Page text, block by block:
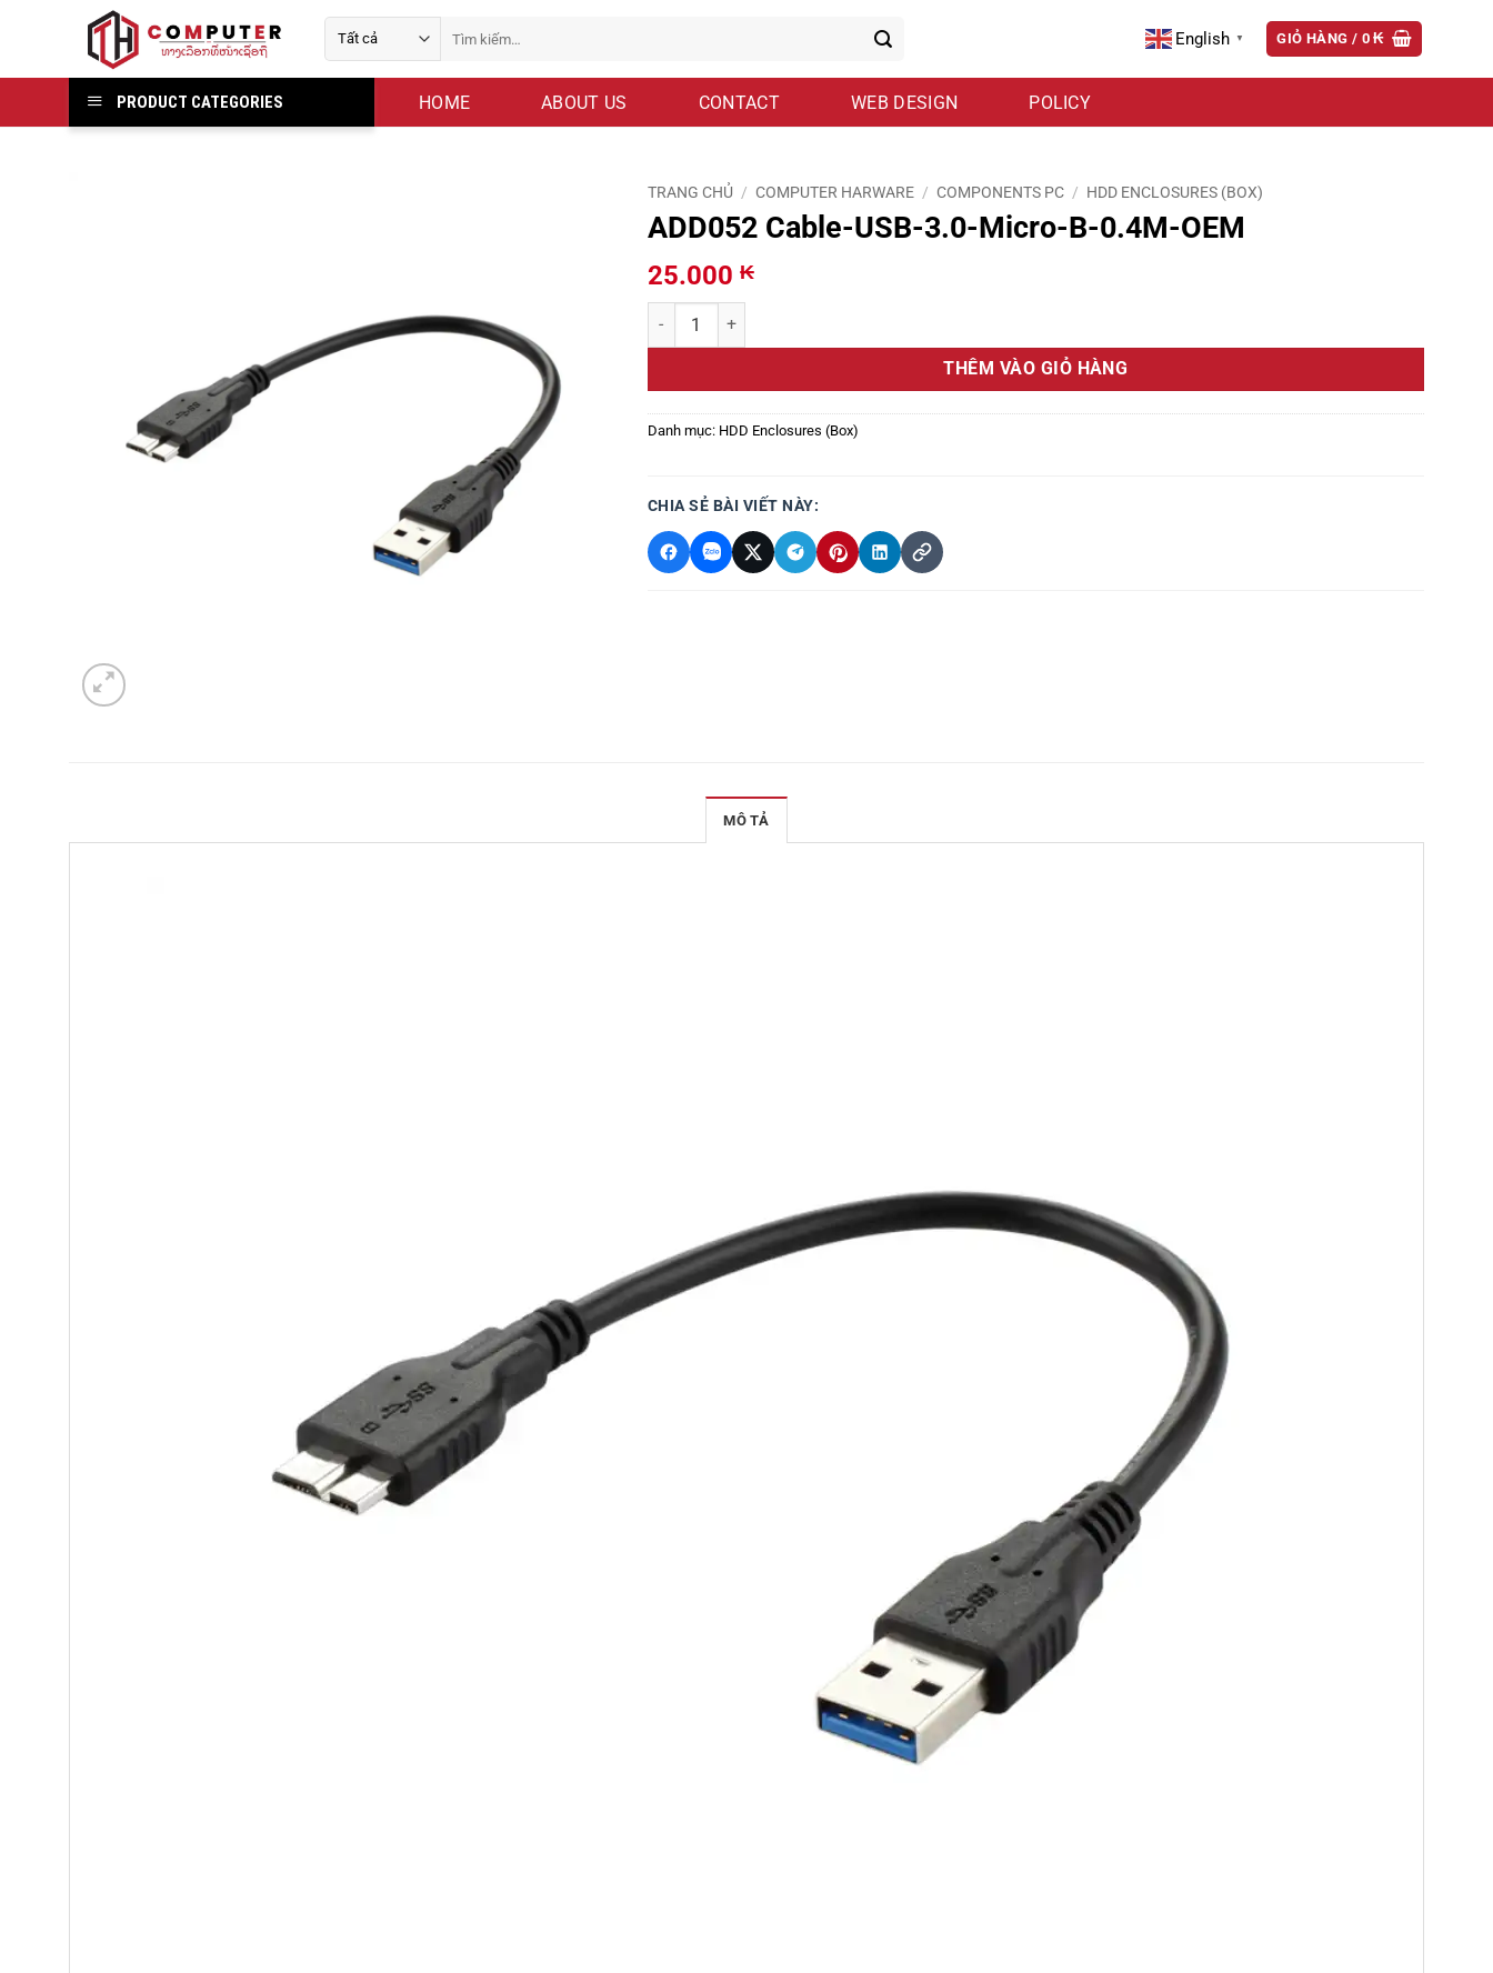
kiếm:
English ▼ GIỎ HÀNG / 0₭
PRODUCT CATEGORIES HOME ABOUT US CONTACT WEB DESIGN POLICY
TRANG CHỦ / COMPUTER HARWARE / COMPONENTS PC / HDD ENCLOSURES (BOX)
ADD052 Cable-USB-3.0-Micro-B-0.4M-OEM
25.000 ₭
ADD052 Cable-USB-3.0-Micro-B-0.4M-OEM số lượng
THÊM VÀO GIỎ HÀNG
Danh mục: HDD Enclosures (Box)
CHIA SẺ BÀI VIẾT NÀY:
MÔ TẢ